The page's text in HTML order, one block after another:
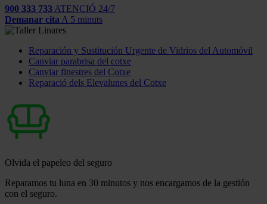
900 333 733 ATENCIÓ 24/7
Demanar cita A 5 minuts
Reparación y Sustitución Urgente de Vidrios del Automóvil
Canviar parabrisa del cotxe
Canviar finestres del Cotxe
Reparació dels Elevalunes del Cotxe
Olvida el papeleo del seguro
Reparamos tu luna en 30 minutos y nos encargamos de la gestión
con el seguro.